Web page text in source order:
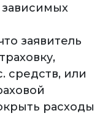
заявитель
средств, или
расходы